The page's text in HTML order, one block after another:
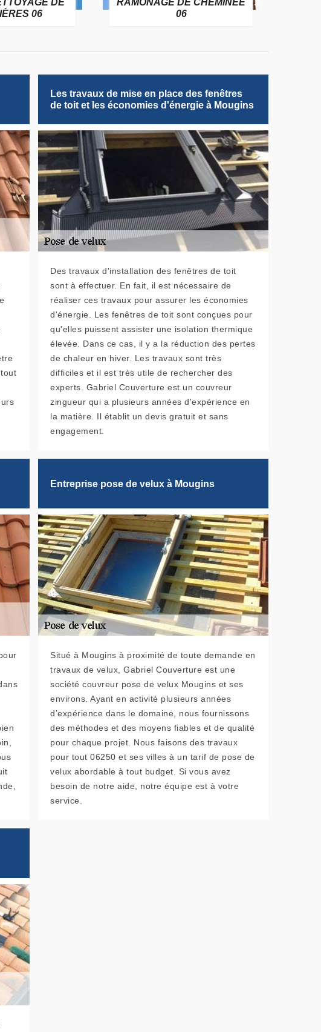
DE
06
RAMONAGE DE CHEMINÉE
06
Les travaux de mise en place des fenêtres
de toit et les économies d'énergie à Mougins
Des travaux d'installation des fenêtres de toit
sont à effectuer. En fait, il est nécessaire de
réaliser ces travaux pour assurer les économies
d'énergie. Les fenêtres de toit sont conçues pour
qu'elles puissent assister une isolation thermique
élevée. Dans ce cas, il y a la réduction des pertes
de chaleur en hiver. Les travaux sont très
difficiles et il est très utile de rechercher des
experts. Gabriel Couverture est un couvreur
zingueur qui a plusieurs années d'expérience en
la matière. Il établit un devis gratuit et sans
engagement.
Entreprise pose de velux à Mougins
Situé à Mougins à proximité de toute demande en
travaux de velux, Gabriel Couverture est une
société couvreur pose de velux Mougins et ses
environs. Ayant en activité plusieurs années
d’expérience dans le domaine, nous fournissons
des méthodes et des moyens fiables et de qualité
pour chaque projet. Nous faisons des travaux
pour tout 06250 et ses villes à un tarif de pose de
velux abordable à tout budget. Si vous avez
besoin de notre aide, notre équipe est à votre
service.